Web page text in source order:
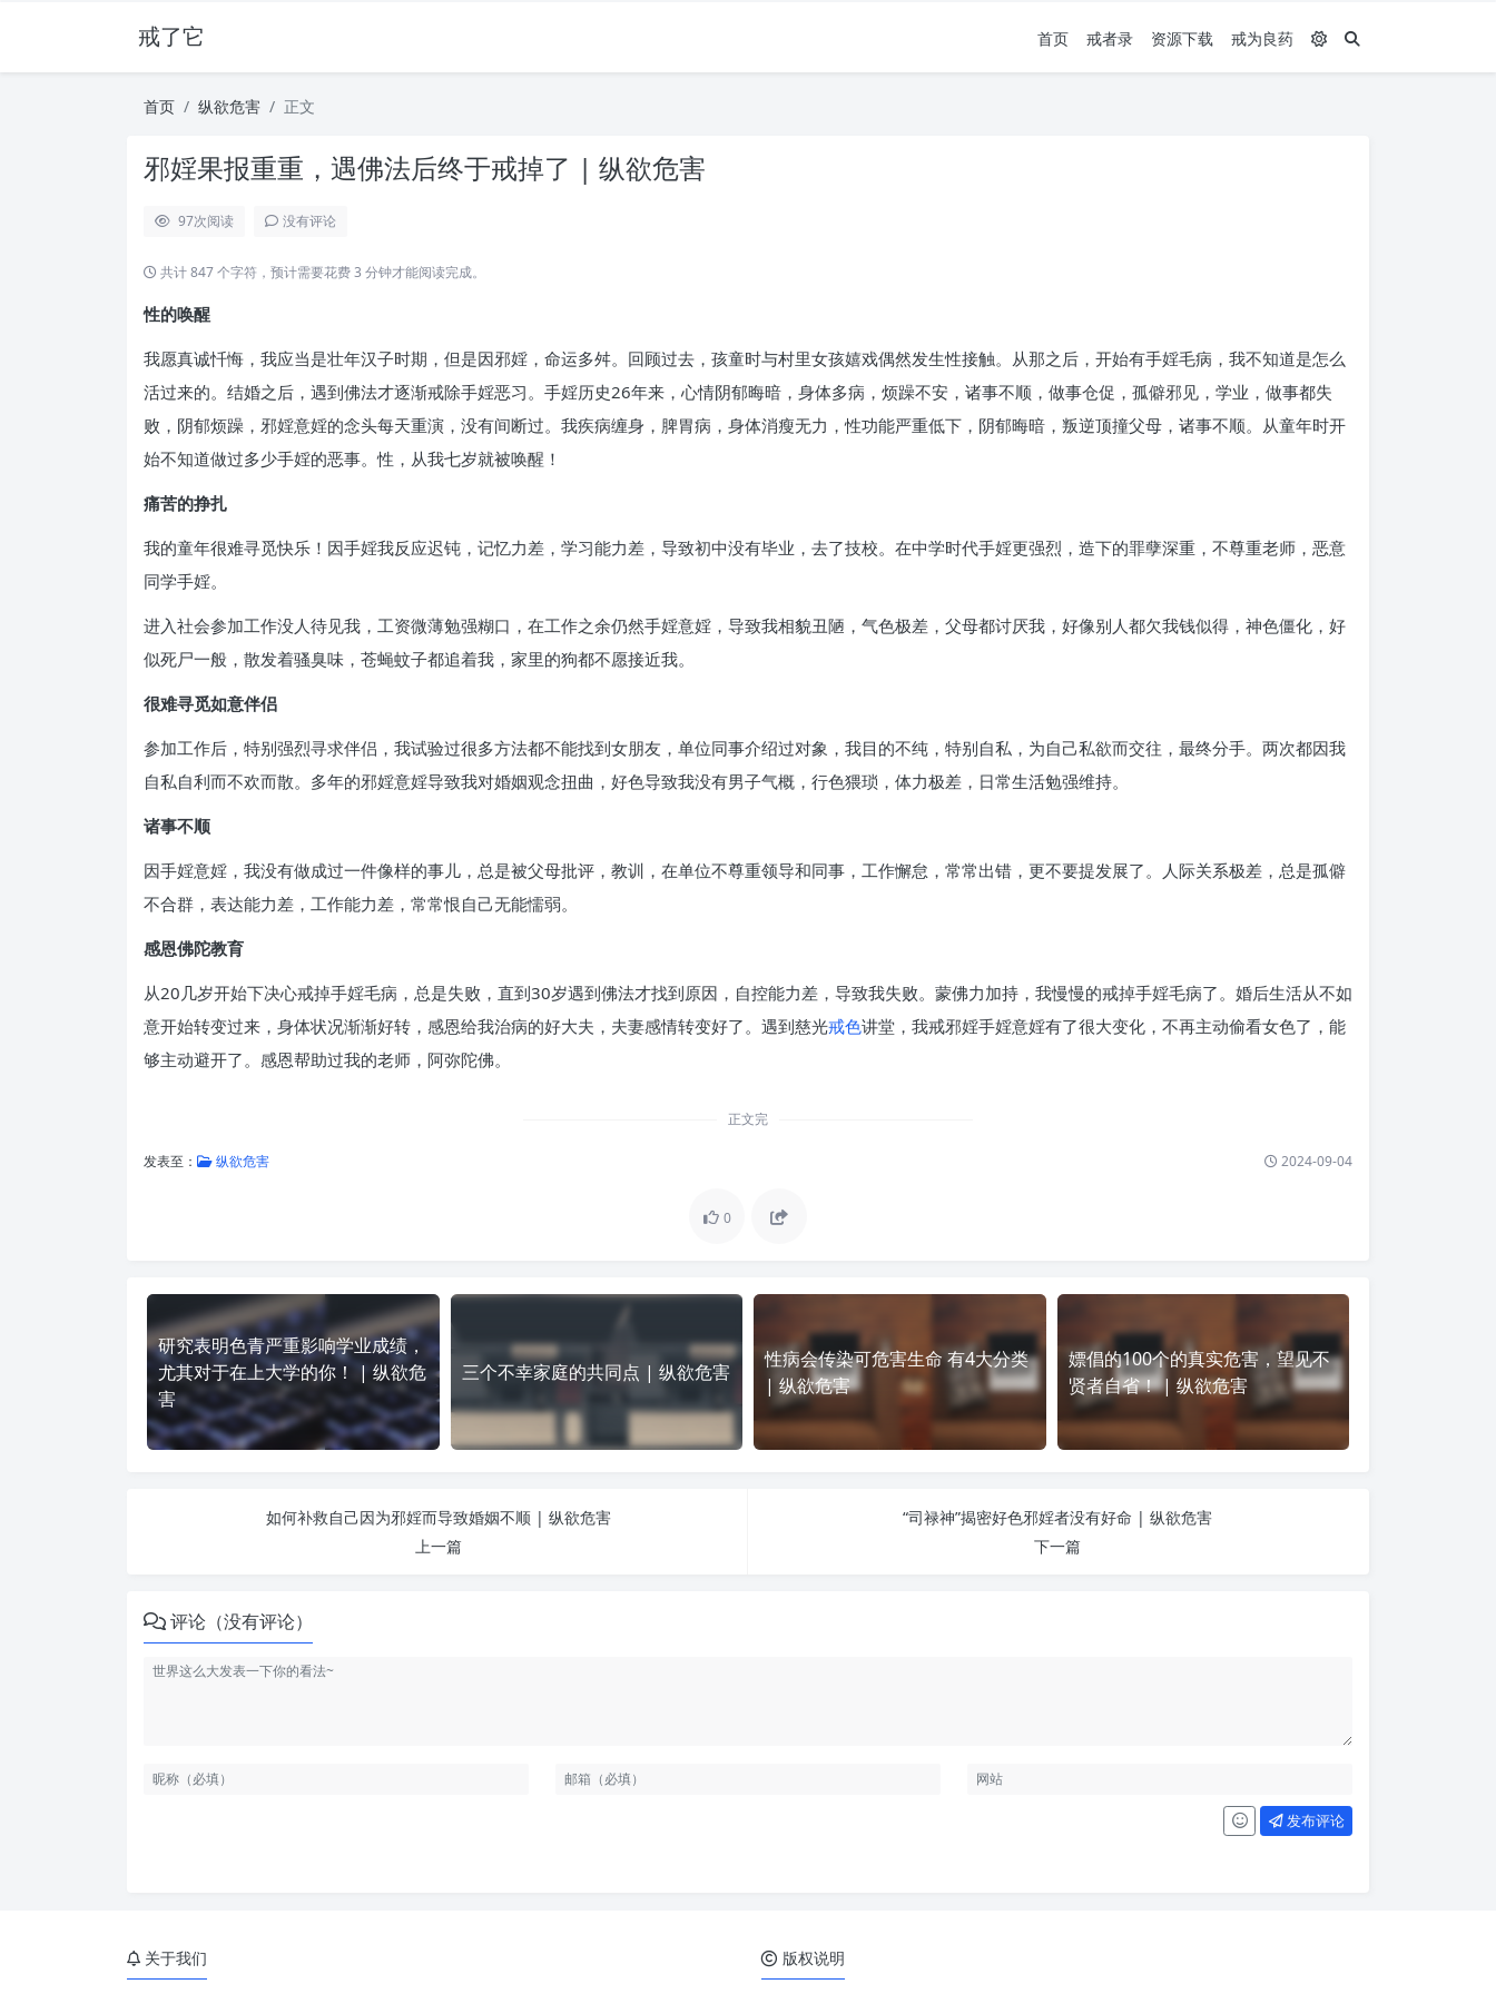
戒了它 首页 戒者录 资源下载 戒为良药
首页 纵欲危害 正文
邪婬果报重重，遇佛法后终于戒掉了 | 纵欲危害
97次阅读 没有评论
共计 847 个字符，预计需要花费 3 分钟才能阅读完成。
性的唤醒
我愿真诚忏悔，我应当是壮年汉子时期，但是因邪婬，命运多舛。回顾过去，孩童时与村里女孩嬉戏偶然发生性接触。从那之后，开始有手婬毛病，我不知道是怎么
活过来的。结婚之后，遇到佛法才逐渐戒除手婬恶习。手婬历史26年来，心情阴郁晦暗，身体多病，烦躁不安，诸事不顺，做事仓促，孤僻邪见，学业，做事都失
败，阴郁烦躁，邪婬意婬的念头每天重演，没有间断过。我疾病缠身，脾胃病，身体消瘦无力，性功能严重低下，阴郁晦暗，叛逆顶撞父母，诸事不顺。从童年时开
始不知道做过多少手婬的恶事。性，从我七岁就被唤醒！
痛苦的挣扎
我的童年很难寻觅快乐！因手婬我反应迟钝，记忆力差，学习能力差，导致初中没有毕业，去了技校。在中学时代手婬更强烈，造下的罪孽深重，不尊重老师，恶意
同学手婬。
进入社会参加工作没人待见我，工资微薄勉强糊口，在工作之余仍然手婬意婬，导致我相貌丑陋，气色极差，父母都讨厌我，好像别人都欠我钱似得，神色僵化，好
似死尸一般，散发着骚臭味，苍蝇蚊子都追着我，家里的狗都不愿接近我。
很难寻觅如意伴侣
参加工作后，特别强烈寻求伴侣，我试验过很多方法都不能找到女朋友，单位同事介绍过对象，我目的不纯，特别自私，为自己私欲而交往，最终分手。两次都因我
自私自利而不欢而散。多年的邪婬意婬导致我对婚姻观念扭曲，好色导致我没有男子气概，行色猥琐，体力极差，日常生活勉强维持。
诸事不顺
因手婬意婬，我没有做成过一件像样的事儿，总是被父母批评，教训，在单位不尊重领导和同事，工作懈怠，常常出错，更不要提发展了。人际关系极差，总是孤僻
不合群，表达能力差，工作能力差，常常恨自己无能懦弱。
感恩佛陀教育
从20几岁开始下决心戒掉手婬毛病，总是失败，直到30岁遇到佛法才找到原因，自控能力差，导致我失败。蒙佛力加持，我慢慢的戒掉手婬毛病了。婚后生活从不如
意开始转变过来，身体状况渐渐好转，感恩给我治病的好大夫，夫妻感情转变好了。遇到慈光戒色讲堂，我戒邪婬手婬意婬有了很大变化，不再主动偷看女色了，能
够主动避开了。感恩帮助过我的老师，阿弥陀佛。
正文完
发表至： 纵欲危害 2024-09-04
0
研究表明色青严重影响学业成绩，
尤其对于在上大学的你！ | 纵欲危
害
三个不幸家庭的共同点 | 纵欲危害
性病会传染可危害生命 有4大分类
| 纵欲危害
嫖倡的100个的真实危害，望见不
贤者自省！ | 纵欲危害
如何补救自己因为邪婬而导致婚姻不顺 | 纵欲危害
上一篇
“司禄神”揭密好色邪婬者没有好命 | 纵欲危害
下一篇
评论（没有评论）
发布评论
关于我们 版权说明